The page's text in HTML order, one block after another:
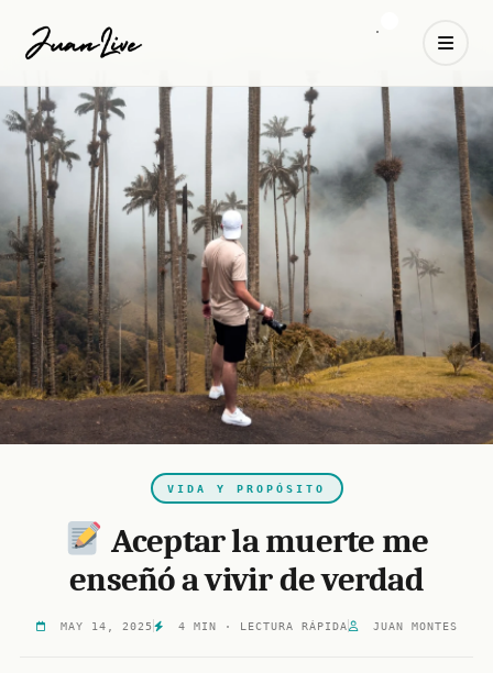
VIDA Y PROPÓSITO
Aceptar la muerte me
enseñó a vivir de verdad
MAY 14, 2025 4 MIN · LECTURA RÁPIDA JUAN MONTES